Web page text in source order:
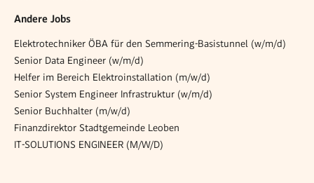
Andere Jobs
Elektrotechniker ÖBA für den Semmering-Basistunnel (w/m/d)
Senior Data Engineer (w/m/d)
Helfer im Bereich Elektroinstallation (m/w/d)
Senior System Engineer Infrastruktur (w/m/d)
Senior Buchhalter (m/w/d)
Finanzdirektor Stadtgemeinde Leoben
IT-SOLUTIONS ENGINEER (M/W/D)